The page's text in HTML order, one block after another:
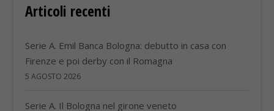
Articoli recenti
Serie A. Emil Banca Bologna: debutto in casa con
Firenze e poi derby con il Romagna
5 AGOSTO 2026
Serie A. Il Bologna nel girone veneto